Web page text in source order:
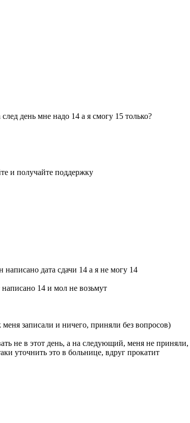
день мне надо 14 а я смогу 15 только?
и получайте поддержку
дата сдачи 14 а я не могу 14
14 и мол не возьмут
записали и ничего, приняли без вопросов)
не в этот день, а на следующий, меня не
уточнить это в больнице, вдруг прокатит